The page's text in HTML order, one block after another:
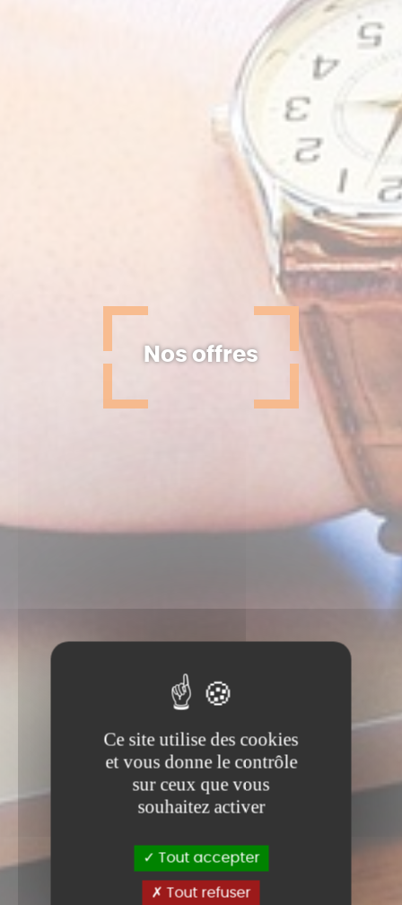
Ce site utilise des cookies
et vous donne le contrôle
sur ceux que vous
souhaitez activer
Tout accepter
Tout refuser
Nos offres